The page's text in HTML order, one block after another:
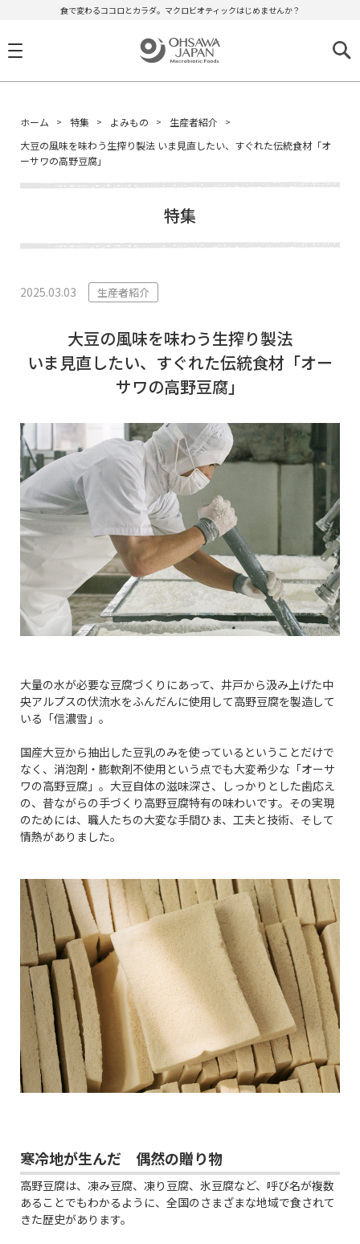
食で変わるココロとカラダ。マクロビオティックはじめませんか？
ホーム 特集 よみもの
生産者紹介
大豆の風味を味わう生搾り製法 いま見直したい、すぐれた伝統食材「オ
ーサワの高野豆腐」
特集
2025.03.03 生産者紹介
大豆の風味を味わう生搾り製法
いま見直したい、すぐれた伝統食材「オー
サワの高野豆腐」
大量の水が必要な豆腐づくりにあって、井戸から汲み上げた中
央アルプスの伏流水をふんだんに使用して高野豆腐を製造して
いる「信濃雪」。
国産大豆から抽出した豆乳のみを使っているということだけで
なく、消泡剤・膨軟剤不使用という点でも大変希少な「オーサ
ワの高野豆腐」。大豆自体の滋味深さ、しっかりとした歯応え
の、昔ながらの手づくり高野豆腐特有の味わいです。その実現
のためには、職人たちの大変な手間ひま、工夫と技術、そして
情熱がありました。
寒冷地が生んだ 偶然の贈り物
高野豆腐は、凍み豆腐、凍り豆腐、氷豆腐など、呼び名が複数
あることでもわかるように、全国のさまざまな地域で食されて
きた歴史があります。